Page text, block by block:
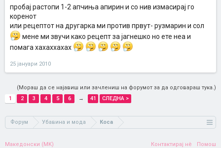
пробај растопи 1-2 апчиња апирин и со нив измасирај го
коренот
или рецептот на другарка ми против првут- рузмарин и сол
мене ми звучи како рецепт за јагнешко но ете неа и
помага хахаххахах
25 јануари 2010
(Мораш да се најавиш или зачлениш на форумот за да одговараш тука.)
1
2 3 4 5 6 → 41 СЛЕДНА >
Форум Убавина и мода Коса
Македонски (MK) Контактирај нè Помош